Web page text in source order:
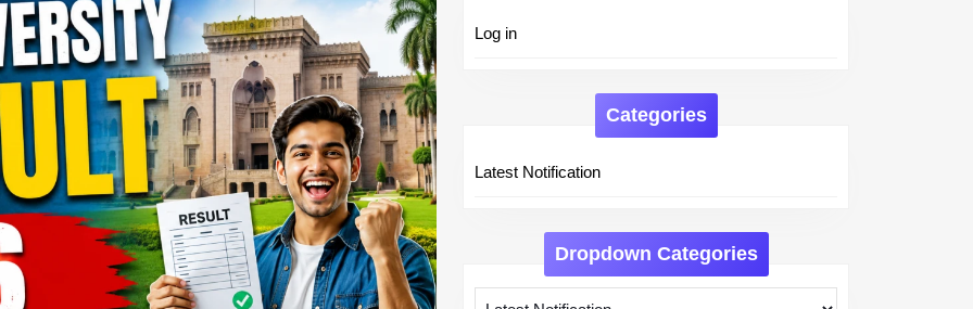
Log in
Categories
Latest Notification
Dropdown Categories